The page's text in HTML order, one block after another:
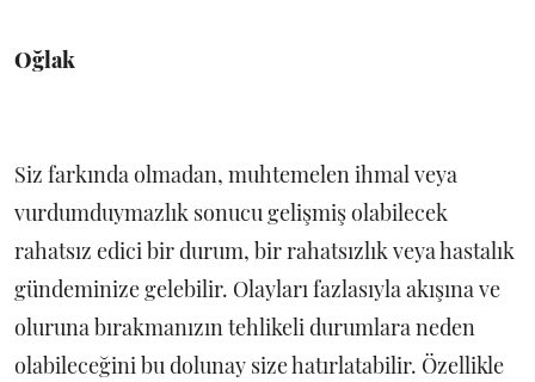
Oğlak
Siz farkında olmadan, muhtemelen ihmal veya
vurdumduymazlık sonucu gelişmiş olabilecek
rahatsız edici bir durum, bir rahatsızlık veya hastalık
gündeminize gelebilir. Olayları fazlasıyla akışına ve
oluruna bırakmanızın tehlikeli durumlara neden
olabileceğini bu dolunay size hatırlatabilir. Özellikle